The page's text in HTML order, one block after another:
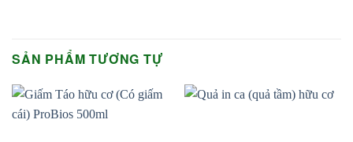
SẢN PHẨM TƯƠNG TỰ